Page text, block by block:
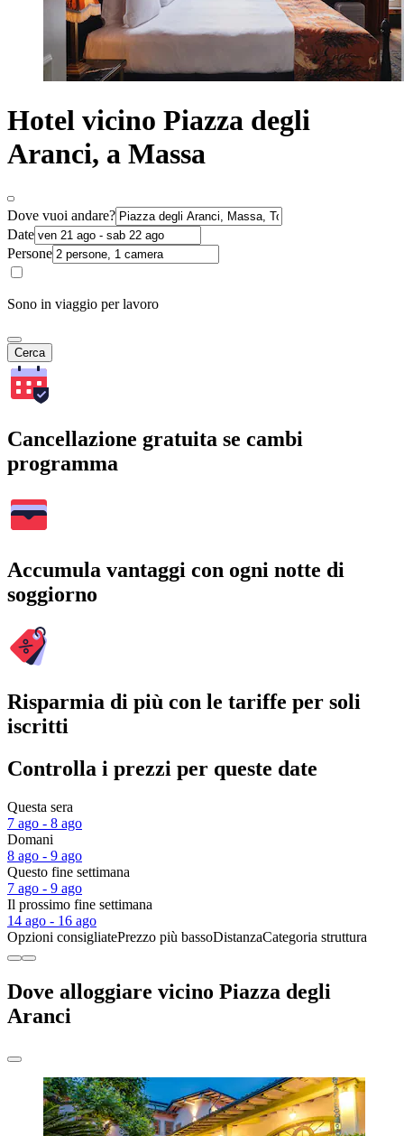
Hotel vicino Piazza degli
Aranci, a Massa
Dove vuoi andare?
Date
Persone
Sono in viaggio per lavoro
Cerca
Cancellazione gratuita se cambi
programma
Accumula vantaggi con ogni notte di
soggiorno
Risparmia di più con le tariffe per soli
iscritti
Controlla i prezzi per queste date
Questa sera
7 ago - 8 ago
Domani
8 ago - 9 ago
Questo fine settimana
7 ago - 9 ago
Il prossimo fine settimana
14 ago - 16 ago
Opzioni consigliatePrezzo più bassoDistanzaCategoria struttura
Dove alloggiare vicino Piazza degli
Aranci